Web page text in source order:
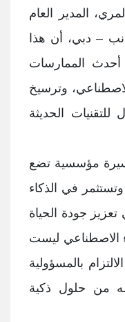
المدير العام
– دبي، أن هذا
أحدث الممارسات
وترسيخ
الحديثة
مؤسسية تضع
في الذكاء
جودة الحياة
الاصطناعي ليست
بالمسؤولية
من حلول ذكية